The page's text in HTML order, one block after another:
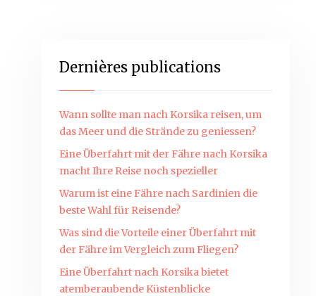
Dernières publications
Wann sollte man nach Korsika reisen, um
das Meer und die Strände zu geniessen?
Eine Überfahrt mit der Fähre nach Korsika
macht Ihre Reise noch spezieller
Warum ist eine Fähre nach Sardinien die
beste Wahl für Reisende?
Was sind die Vorteile einer Überfahrt mit
der Fähre im Vergleich zum Fliegen?
Eine Überfahrt nach Korsika bietet
atemberaubende Küstenblicke